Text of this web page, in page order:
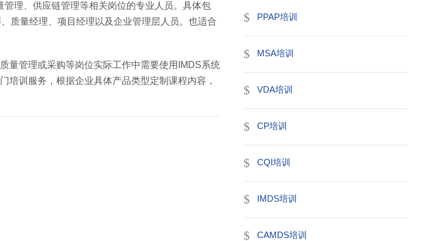
理、供应链管理等相关岗位的专业人员。具体包
质量经理、项目经理以及企业管理层人员。也适合
量管理或采购等岗位实际工作中需要使用IMDS系统
培训服务，根据企业具体产品类型定制课程内容，
PPAP培训
MSA培训
VDA培训
CP培训
CQI培训
IMDS培训
CAMDS培训